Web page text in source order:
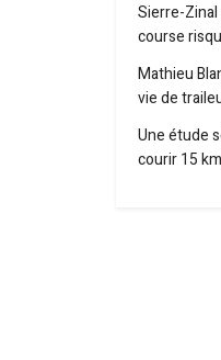
Sierre-
course
Mathieu
vie de
Une étude
courir 15